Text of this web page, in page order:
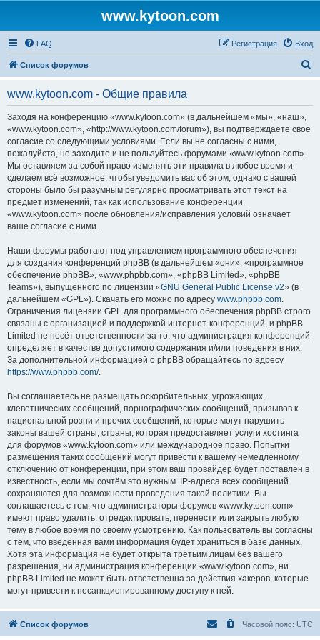
www.kytoon.com
FAQ Вход
Регистрация
Список форумов
www.kytoon.com - Общие правила
Заходя на конференцию «www.kytoon.com» (в дальнейшем «мы», «наш»,
«www.kytoon.com», «http://www.kytoon.com/forum»), вы подтверждаете своё
согласие со следующими условиями. Если вы не согласны с ними,
пожалуйста, не заходите и не пользуйтесь форумами «www.kytoon.com».
Мы оставляем за собой право изменять эти правила в любое время и
сделаем всё возможное, чтобы уведомить вас об этом, однако с вашей
стороны было бы разумным регулярно просматривать этот текст на
предмет изменений, так как использование конференции
«www.kytoon.com» после обновления/исправления условий означает
ваше согласие с ними.
Наши форумы работают под управлением программного обеспечения
для создания конференций phpBB (в дальнейшем «они», «программное
обеспечение phpBB», «www.phpbb.com», «phpBB Limited», «phpBB
Teams»), выпущенного по лицензии «GNU General Public License v2» (в
дальнейшем «GPL»). Скачать его можно по адресу www.phpbb.com.
Ограничения лицензии GPL для программного обеспечения phpBB строго
связаны с организацией и поддержкой интернет-конференций, и phpBB
Limited не несёт ответственности за то, что администрация конференций
определяет в качестве допустимого содержания и/или поведения в них.
За дополнительной информацией о phpBB обращайтесь по адресу
https://www.phpbb.com/.
Вы соглашаетесь не размещать оскорбительных, угрожающих,
клеветнических сообщений, порнографических сообщений, призывов к
национальной розни и прочих сообщений, которые могут нарушить
законы вашей страны, страны, которая предоставляет услуги хостинга
для форумов «www.kytoon.com» или международное право. Попытки
размещения таких сообщений могут привести к вашему немедленному
отключению от конференции, при этом ваш провайдер будет поставлен в
известность, если мы сочтём это нужным. IP-адреса всех сообщений
сохраняются для возможности проведения такой политики. Вы
соглашаетесь с тем, что администраторы форумов «www.kytoon.com»
имеют право удалить, отредактировать, перенести или закрыть любую
тему в любое время по своему усмотрению. Как пользователь вы согласны
с тем, что введённая вами информация будет храниться в базе данных.
Хотя эта информация не будет открыта третьим лицам без вашего
разрешения, ни администрация конференции «www.kytoon.com», ни
phpBB Limited не может быть ответственна за действия хакеров, которые
могут привести к несанкционированному доступу к ней.
Список форумов Часовой пояс: UTC